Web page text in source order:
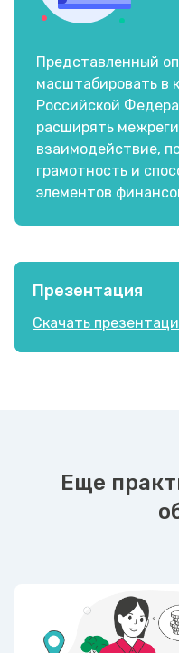
Представленный
масштабировать в
Российской
расширять
взаимодействие,
грамотность и
элементов
Презентация
Скачать
Еще